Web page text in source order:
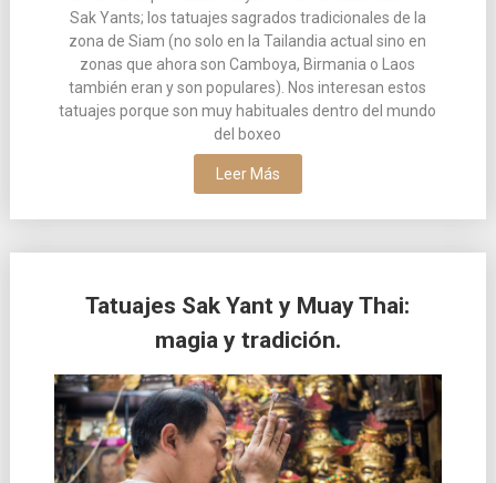
Sak Yants; los tatuajes sagrados tradicionales de la
zona de Siam (no solo en la Tailandia actual sino en
zonas que ahora son Camboya, Birmania o Laos
también eran y son populares). Nos interesan estos
tatuajes porque son muy habituales dentro del mundo
del boxeo
Leer Más
Tatuajes Sak Yant y Muay Thai:
magia y tradición.